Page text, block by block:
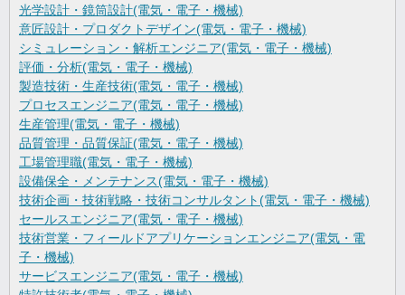
光学設計・鏡筒設計(電気・電子・機械)
意匠設計・プロダクトデザイン(電気・電子・機械)
シミュレーション・解析エンジニア(電気・電子・機械)
評価・分析(電気・電子・機械)
製造技術・生産技術(電気・電子・機械)
プロセスエンジニア(電気・電子・機械)
生産管理(電気・電子・機械)
品質管理・品質保証(電気・電子・機械)
工場管理職(電気・電子・機械)
設備保全・メンテナンス(電気・電子・機械)
技術企画・技術戦略・技術コンサルタント(電気・電子・機械)
セールスエンジニア(電気・電子・機械)
技術営業・フィールドアプリケーションエンジニア(電気・電
子・機械)
サービスエンジニア(電気・電子・機械)